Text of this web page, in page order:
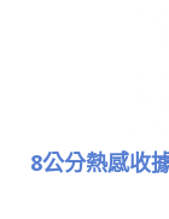
8公分熱感收